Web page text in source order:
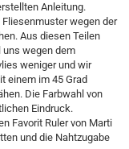
Anleitung.
wegen der
Aus diesen Teilen
wegen dem
weniger und wir
einem im 45 Grad
Die Farbwahl von
Eindruck.
Favorit Ruler von Marti
und die Nahtzugabe